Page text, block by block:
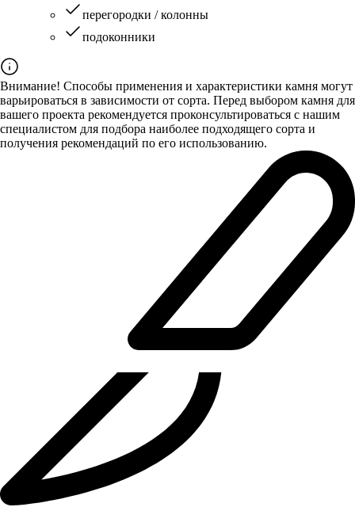
перегородки / колонны
подоконники
Внимание! Способы применения и характеристики камня могут
варьироваться в зависимости от сорта. Перед выбором камня для
вашего проекта рекомендуется проконсультироваться с нашим
специалистом для подбора наиболее подходящего сорта и
получения рекомендаций по его использованию.